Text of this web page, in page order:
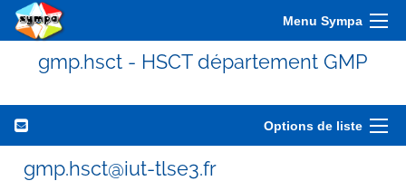
Menu Sympa
gmp.hsct - HSCT département GMP
Options de liste
gmp.hsct@iut-tlse3.fr